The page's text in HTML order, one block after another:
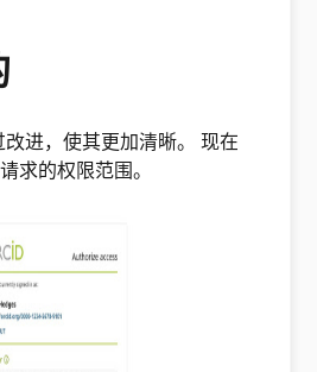
进，使其更加清晰。 现在
求的权限范围。